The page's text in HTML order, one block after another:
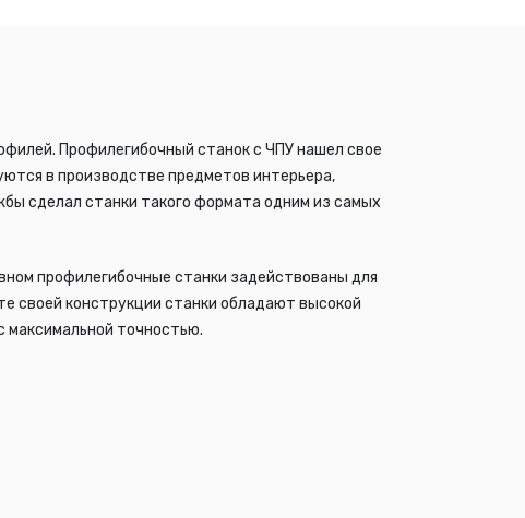
Профилегибочный станок с ЧПУнашел свое
в производстве предметов интерьера,
сделал станки такого формата одним из самых
профилегибочные станки задействованы для
своей конструкции станки обладают высокой
точностью.
станком чип. Управление станком с